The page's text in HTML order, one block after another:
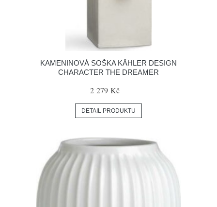
KAMENINOVÁ SOŠKA KÄHLER DESIGN
CHARACTER THE DREAMER
2 279 Kč
DETAIL PRODUKTU